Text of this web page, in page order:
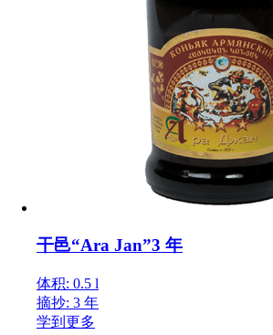
干邑“Ara Jan”3 年
体积: 0.5 l
摘抄: 3 年
学到更多